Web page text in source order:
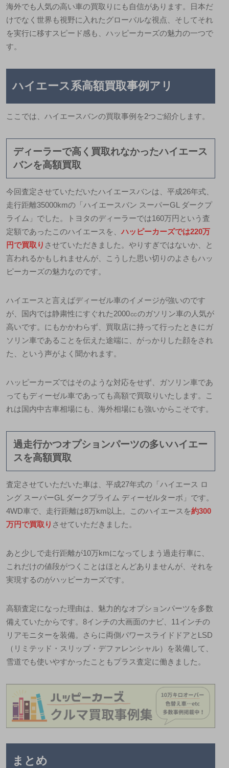
海外でも人気の高い車の買取りにも自信があります。日本だ
けでなく世界も視野に入れたグローバルな視点、そしてそれ
を実行に移すスピード感も、ハッピーカーズの魅力の一つで
す。
ハイエース系高額買取事例アリ
ここでは、ハイエースバンの買取事例を2つご紹介します。
ディーラーで高く買取れなかったハイエース
バンを高額買取
今回査定させていただいたハイエースバンは、平成26年式、
走行距離35000kmの「ハイエースバン スーパーGL ダークプ
ライム」でした。トヨタのディーラーでは160万円という査
定額であったこのハイエースを、ハッピーカーズでは220万
円で買取り させていただきました。やりすぎではないか、と
言われるかもしれませんが、こうした思い切りのよさもハッ
ピーカーズの魅力なのです。
ハイエースと言えばディーゼル車のイメージが強いのです
が、 国内では静粛性にすぐれた2000㏄のガソリン車の人気が
高いです。にもかかわらず、買取店に持って行ったときにガ
ソリン車であることを伝えた途端に、がっかりした顔をされ
た、という声がよく聞かれます。
ハッピーカーズではそのような対応をせず、ガソリン車であ
ってもディーゼル車であっても高額で買取りいたします。こ
れは国内中古車相場にも、海外相場にも強いからこそです。
過走行かつオプションパーツの多いハイエー
スを高額買取
査定させていただいた車は、平成27年式の「ハイエース ロ
ング スーパーGL ダークプライム ディーゼルターボ」です。
4WD車で、走行距離は8万km以上。このハイエースを約300
万円で買取り させていただきました。
あと少しで走行距離が10万kmになってしまう過走行車に、
これだけの値段がつくことはほとんどありませんが、それを
実現するのがハッピーカーズです。
高額査定になった理由は、魅力的なオプションパーツを多数
備えていたからです。8インチの大画面のナビ、11インチの
リアモニターを装備。さらに両側パワースライドドアとLSD
（リミテッド・スリップ・デファレンシャル）を装備して、
雪道でも使いやすかったこともプラス査定に働きました。
まとめ